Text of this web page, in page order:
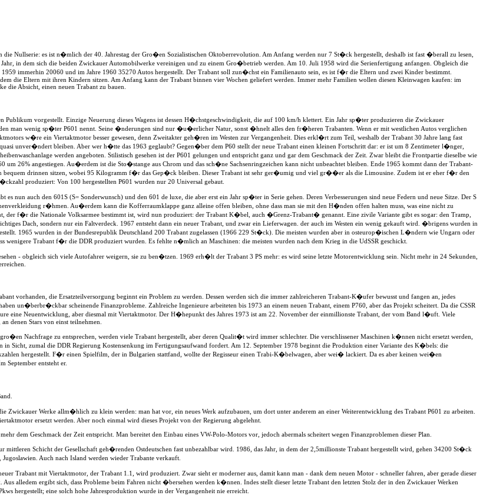
Nullserie: es ist n�mlich der 40. Jahrestag der Gro�en Sozialistischen Oktoberrevolution. Am Anfang werden nur 7 St�ck hergestellt, deshalb ist fast �berall zu lesen,
Jahr, in dem sich die beiden Zwickauer Automobilwerke vereinigen und zu einem Gro�betrieb werden. Am 10. Juli 1958 wird die Serienfertigung anfangen. Obgleich die
immerhin 20060 und im Jahre 1960 35270 Autos hergestellt. Der Trabant soll zun�chst ein Familienauto sein, es ist f�r die Eltern und zwei Kinder bestimmt.
die Eltern mit ihren Kindern sitzen. Am Anfang kann der Trabant binnen vier Wochen geliefert werden. Immer mehr Familien wollen diesen Kleinwagen kaufen: im
die Absicht, einen neuen Trabant zu bauen.
Publikum vorgestellt. Einzige Neuerung dieses Wagens ist dessen H�chstgeschwindigkeit, die auf 100 km/h klettert. Ein Jahr sp�ter produzieren die Zwickauer
man wenig sp�ter P601 nennt. Seine �nderungen sind nur �u�erlicher Natur, sonst �hnelt alles den fr�heren Trabanten. Wenn er mit westlichen Autos verglichen
w�re ein Viertaktmotor besser gewesen, denn Zweitakter geh�ren im Westen zur Vergangenheit. Dies erkl�rt zum Teil, weshalb der Trabant 30 Jahre lang fast
unver�ndert bleiben. Aber wer h�tte das 1963 geglaubt? Gegen�ber dem P60 stellt der neue Trabant einen kleinen Fortschritt dar: er ist um 8 Zentimeter l�nger,
werden angeboten. Stilistisch gesehen ist der P601 gelungen und entspricht ganz und gar dem Geschmack der Zeit. Zwar bleibt die Frontpartie dieselbe wie
um 26% angestiegen. Au�erdem ist die Sto�stange aus Chrom und das sch�ne Sachsenringzeichen kann nicht unbeachtet bleiben. Ende 1965 kommt dann der Trabant-
bequem drinnen sitzen, wobei 95 Kilogramm f�r das Gep�ck bleiben. Dieser Trabant ist sehr ger�umig und viel gr��er als die Limousine. Zudem ist er eher f�r den
produziert: Von 100 hergestellten P601 wurden nur 20 Universal gebaut.
nun auch den 601S (S= Sonderwunsch) und den 601 de luxe, die aber erst ein Jahr sp�ter in Serie gehen. Deren Verbesserungen sind neue Federn und neue Sitze. Der S
r�hmen. Au�erdem kann die Kofferraumklappe ganz alleine offen bleiben, ohne dass man sie mit den H�nden offen halten muss, was eine nicht zu
der f�r die Nationale Volksarmee bestimmt ist, wird nun produziert: der Trabant K�bel, auch �Grenz-Trabant� genannt. Eine zivile Variante gibt es sogar: den Tramp,
Dach, sondern nur ein Faltverdeck. 1967 entsteht dann ein neuer Trabant, und zwar ein Lieferwagen. der auch im Westen ein wenig gekauft wird. �brigens wurden in
1965 wurden in der Bundesrepublik Deutschland 200 Trabant zugelassen (1966 229 St�ck). Die meisten wurden aber in osteurop�ischen L�ndern wie Ungarn oder
wenigere Trabant f�r die DDR produziert wurden. Es fehlte n�mlich an Maschinen: die meisten wurden nach dem Krieg in die UdSSR geschickt.
- obgleich sich viele Autofahrer weigern, sie zu ben�tzen. 1969 erh�lt der Trabant 3 PS mehr: es wird seine letzte Motorentwicklung sein. Nicht mehr in 24 Sekunden,
vorhanden, die Ersatzteilversorgung beginnt ein Problem zu werden. Dessen werden sich die immer zahlreicheren Trabant-K�ufer bewusst und fangen an, jedes
un�berbr�ckbar scheinende Finanzprobleme. Zahlreiche Ingenieure arbeiteten bis 1973 an einem neuen Trabant, einem P760, aber das Projekt scheitert. Da die CSSR
eine Neuentwicklung, aber diesmal mit Viertaktmotor. Der H�hepunkt des Jahres 1973 ist am 22. November der einmillionste Trabant, der vom Band l�uft. Viele
denen Stars von einst teilnehmen.
Nachfrage zu entsprechen, werden viele Trabant hergestellt, aber deren Qualit�t wird immer schlechter. Die verschlissener Maschinen k�nnen nicht ersetzt werden,
in Sicht, zumal die DDR Regierung Kostensenkung im Fertigungsaufwand fordert. Am 12. September 1978 beginnt die Produktion einer Variante des K�bels: die
hergestellt. F�r einen Spielfilm, der in Bulgarien stattfand, wollte der Regisseur einen Trabi-K�belwagen, aber wei� lackiert. Da es aber keinen wei�en
September entsteht er.
Zwickauer Werke allm�hlich zu klein werden: man hat vor, ein neues Werk aufzubauen, um dort unter anderem an einer Weiterentwicklung des Trabant P601 zu arbeiten.
ersetzt werden. Aber noch einmal wird dieses Projekt von der Regierung abgelehnt.
dem Geschmack der Zeit entspricht. Man bereitet den Einbau eines VW-Polo-Motors vor, jedoch abermals scheitert wegen Finanzproblemen dieser Plan.
mittleren Schicht der Gesellschaft geh�renden Ostdeutschen fast unbezahlbar wird. 1986, das Jahr, in dem der 2,5millionste Trabant hergestellt wird, gehen 34200 St�ck
Auch nach Island werden wieder Trabante verkauft.
Trabant mit Viertaktmotor, der Trabant 1.1, wird produziert. Zwar sieht er moderner aus, damit kann man - dank dem neuen Motor - schneller fahren, aber gerade dieser
alledem ergibt sich, dass Probleme beim Fahren nicht �bersehen werden k�nnen. Indes stellt dieser letzte Trabant den letzten Stolz der in den Zwickauer Werken
hergestellt; eine solch hohe Jahresproduktion wurde in der Vergangenheit nie erreicht.